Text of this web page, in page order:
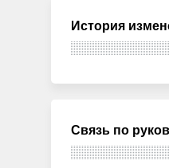
История
Связь по